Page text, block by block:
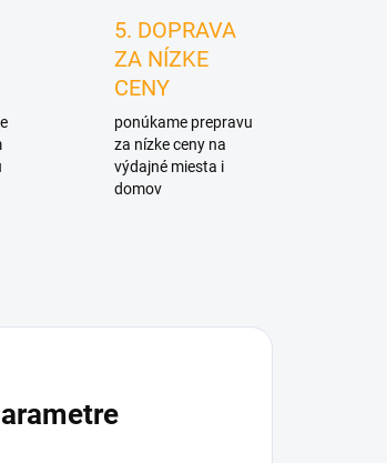
5. DOPRAVA
ZA NÍZKE
CENY
ponúkame prepravu
za nízke ceny na
výdajné miesta i
domov